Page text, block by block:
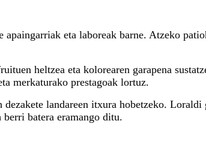
eta laboreak barne. Atzeko
heltzea eta kolorearen garapena
merkaturako prestagoak lortuz.
landareen itxura hobetzeko.
batera eramango ditu.